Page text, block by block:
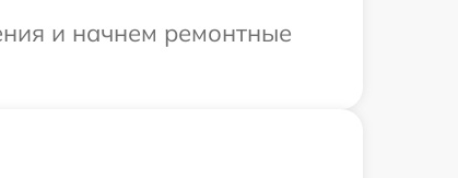
и начнем ремонтные